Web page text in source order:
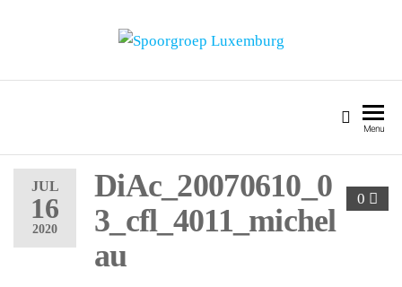
Menu
JUL
16
2020
0
DiAc_20070610_0
3_cfl_4011_michel
au